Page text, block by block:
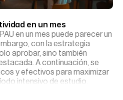
en un mes
en un mes puede parecer un
con la estrategia
aprobar, sino también
A continuación, se
y efectivos para maximizar
intensivo de estudio.